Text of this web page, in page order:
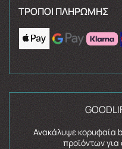
ΤΡΌΠΟΙ ΠΛΗΡΩΜΉΣ
Ανακάλυψε κορυφαία
προϊόντων για